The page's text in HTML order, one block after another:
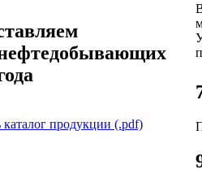
каталог продукции (.pdf)